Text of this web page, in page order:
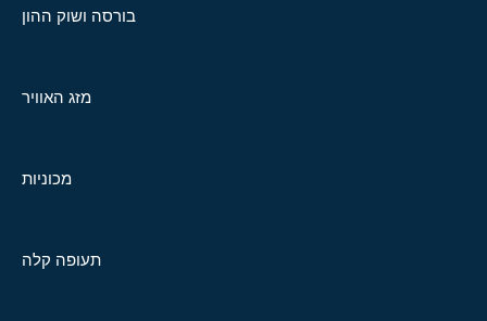
בורסה ושוק ההון
מזג האוויר
מכוניות
תעופה קלה